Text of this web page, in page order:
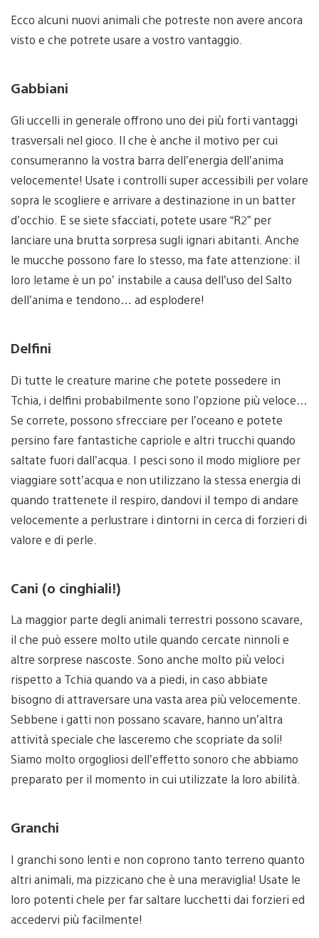
Ecco alcuni nuovi animali che potreste non avere ancora
visto e che potrete usare a vostro vantaggio.
Gabbiani
Gli uccelli in generale offrono uno dei più forti vantaggi
trasversali nel gioco. Il che è anche il motivo per cui
consumeranno la vostra barra dell’energia dell’anima
velocemente! Usate i controlli super accessibili per volare
sopra le scogliere e arrivare a destinazione in un batter
d’occhio. E se siete sfacciati, potete usare “R2” per
lanciare una brutta sorpresa sugli ignari abitanti. Anche
le mucche possono fare lo stesso, ma fate attenzione: il
loro letame è un po’ instabile a causa dell’uso del Salto
dell’anima e tendono… ad esplodere!
Delfini
Di tutte le creature marine che potete possedere in
Tchia, i delfini probabilmente sono l’opzione più veloce…
Se correte, possono sfrecciare per l’oceano e potete
persino fare fantastiche capriole e altri trucchi quando
saltate fuori dall’acqua. I pesci sono il modo migliore per
viaggiare sott’acqua e non utilizzano la stessa energia di
quando trattenete il respiro, dandovi il tempo di andare
velocemente a perlustrare i dintorni in cerca di forzieri di
valore e di perle.
Cani (o cinghiali!)
La maggior parte degli animali terrestri possono scavare,
il che può essere molto utile quando cercate ninnoli e
altre sorprese nascoste. Sono anche molto più veloci
rispetto a Tchia quando va a piedi, in caso abbiate
bisogno di attraversare una vasta area più velocemente.
Sebbene i gatti non possano scavare, hanno un’altra
attività speciale che lasceremo che scopriate da soli!
Siamo molto orgogliosi dell’effetto sonoro che abbiamo
preparato per il momento in cui utilizzate la loro abilità.
Granchi
I granchi sono lenti e non coprono tanto terreno quanto
altri animali, ma pizzicano che è una meraviglia! Usate le
loro potenti chele per far saltare lucchetti dai forzieri ed
accedervi più facilmente!